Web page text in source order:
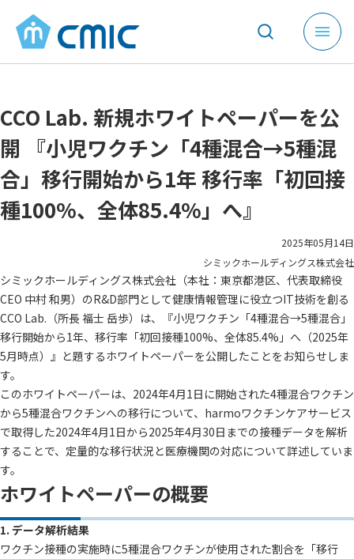
メ
ニ
を
開
く
CCO Lab. 新規ホワイトペーパーを公
開 『小児ワクチン「4種混合→5種混
合」移行開始から1年 移行率「初回接
種100%、全体85.4%」へ』
2025年05月14日
シミックホールディングス株式会社
シミックホールディングス株式会社（本社：東京都港区、代表取締役
CEO 中村 和男）のR&D部門として健康情報管理に役立つIT技術を創る
CCO Lab.（所長 福士 岳歩）は、『小児ワクチン「4種混合→5種混合」
移行開始から1年、移行率「初回接種100%、全体85.4%」へ（2025年
5月時点）』と題するホワイトペーパーを公開したことをお知らせしま
す。
このホワイトペーパーは、2024年4月1日に開始された4種混合ワクチン
から5種混合ワクチンへの移行について、harmoワクチンケアサービス
で取得した2024年4月1日から2025年4月30日までの接種データを解析
することで、定量的な移行状況と医療機関の対応について詳述していま
す。
ホワイトペーパーの概要
1. データ解析結果
ワクチン接種の実施時に5種混合ワクチンが使用された割合を「移行